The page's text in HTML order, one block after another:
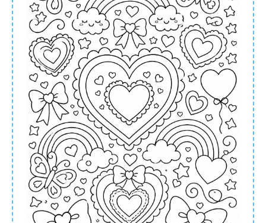
Vormen zijn een belangrijk deel van de
ontwikkeling van een kind. Alle objecten die
hij dagelijks tegenkomt, hebben namelijk een
bepaalde vorm. Als je vormen herkent, herken
je ook bepaalde objecten sneller. Daarom is
het goed om veel oefeningen te doen met
vormen. Tekenen is hierbij heel erg leuk,
omdat je kind tegelijkertijd dan ook nog
creatief bezig kan zijn. Vormen zijn er in alle
soorten of maten. Bekende vormen zijn
bijvoorbeeld een vierkant, een driehoek, een
rechthoek en een cirkel. Bij Kleurplaat24 kan
je ook kleurplaten van hartjes vinden.Hartjes
staan symbool voor liefde en zijn daarom een